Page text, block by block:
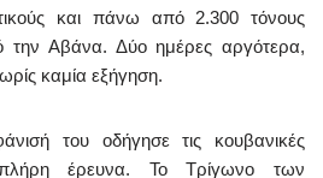
και πάνω από 2.300 τόνους
την Αβάνα. Δύο ημέρες αργότερα,
καμία εξήγηση.
του οδήγησε τις κουβανικές
έρευνα. Το Τρίγωνο των